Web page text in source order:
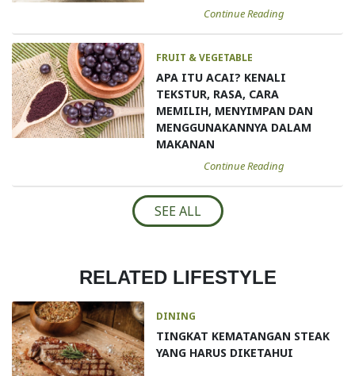
Continue Reading
FRUIT & VEGETABLE
APA ITU ACAI? KENALI
TEKSTUR, RASA, CARA
MEMILIH, MENYIMPAN DAN
MENGGUNAKANNYA DALAM
MAKANAN
Continue Reading
SEE ALL
RELATED LIFESTYLE
DINING
TINGKAT KEMATANGAN STEAK
YANG HARUS DIKETAHUI